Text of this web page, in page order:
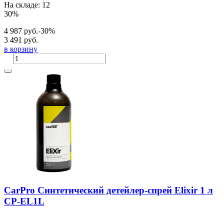
На складе: 12
30%
4 987 руб.-30%
3 491 руб.
в корзину
CarPro Синтетический детейлер-спрей Elixir 1 л
CP-EL1L